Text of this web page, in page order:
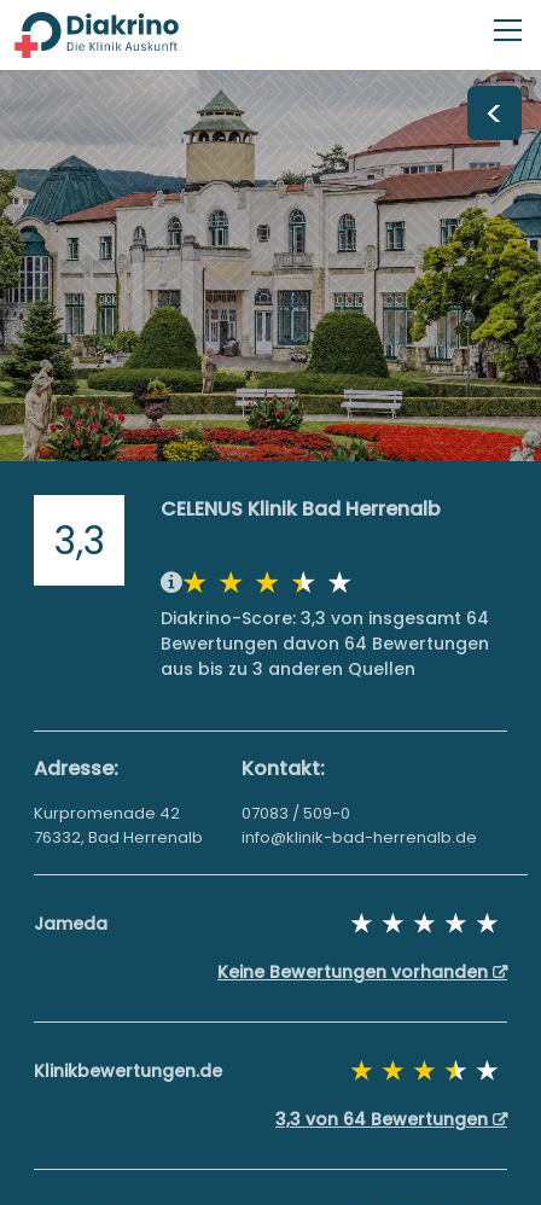
<
3,3
CELENUS Klinik Bad Herrenalb
Diakrino-Score: 3,3 von insgesamt 64
Bewertungen davon 64 Bewertungen
aus bis zu 3 anderen Quellen
Adresse:
Kurpromenade 42
76332, Bad Herrenalb
Kontakt:
07083 / 509-0
info@klinik-bad-herrenalb.de
Jameda
Keine Bewertungen vorhanden
Klinikbewertungen.de
3,3 von 64 Bewertungen